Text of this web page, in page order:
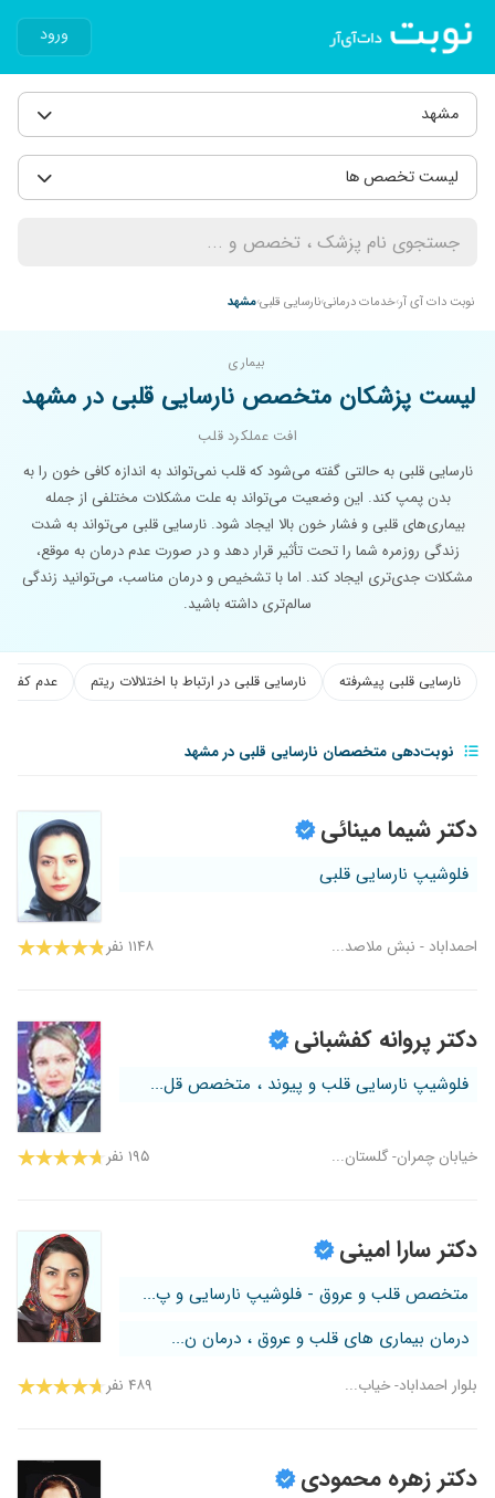
ورود
مشهد
لیست تخصص ها
نوبت دات آی آر خدمات درمانینارسایی قلبیمشهد
بیماری
لیست پزشکان متخصص نارسایی قلبی در مشهد
افت عملکرد قلب
نارسایی قلبی به حالتی گفته می‌شود که قلب نمی‌تواند به اندازه کافی خون را به
بدن پمپ کند. این وضعیت می‌تواند به علت مشکلات مختلفی از جمله
بیماری‌های قلبی و فشار خون بالا ایجاد شود. نارسایی قلبی می‌تواند به شدت
زندگی روزمره شما را تحت تأثیر قرار دهد و در صورت عدم درمان به موقع،
مشکلات جدی‌تری ایجاد کند. اما با تشخیص و درمان مناسب، می‌توانید زندگی
سالم‌تری داشته باشید.
نارسایی قلبی پیشرفته نارسایی قلبی در ارتباط با اختلالات ریتم عدم
نوبت‌دهی متخصصان نارسایی قلبی در مشهد
دکتر شیما مینائی
فلوشیپ نارسایی قلبی
احمداباد - نبش ملاصد... ۱۱۴۸ نفر
دکتر پروانه کفشبانی
فلوشیپ نارسایی قلب و پیوند ، متخصص قل...
خیابان چمران- گلستان... ۱۹۵ نفر
دکتر سارا امینی
متخصص قلب و عروق - فلوشیپ نارسایی و پ...
درمان بیماری های قلب و عروق ، درمان ن...
بلوار احمداباد- خیاب... ۴۸۹ نفر
دکتر زهره محمودی